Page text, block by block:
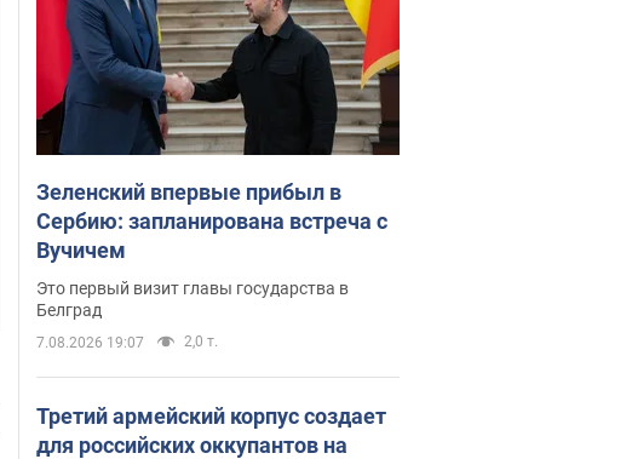
Зеленский впервые прибыл в
Сербию: запланирована встреча с
Вучичем
Это первый визит главы государства в
Белград
7.08.2026 19:07 2,0 т.
Третий армейский корпус создает
для российских оккупантов на